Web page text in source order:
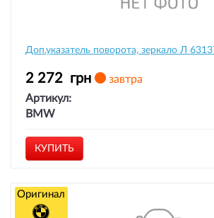
Доп.указатель поворота, зеркало Л
2 272 грн
завтра
Артикул:
BMW
КУПИТЬ
Оригинал